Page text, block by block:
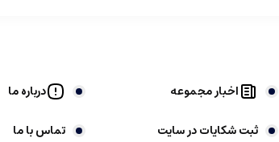
اخبار مجموعه درباره ما
ثبت شکایات در سایت تماس با ما